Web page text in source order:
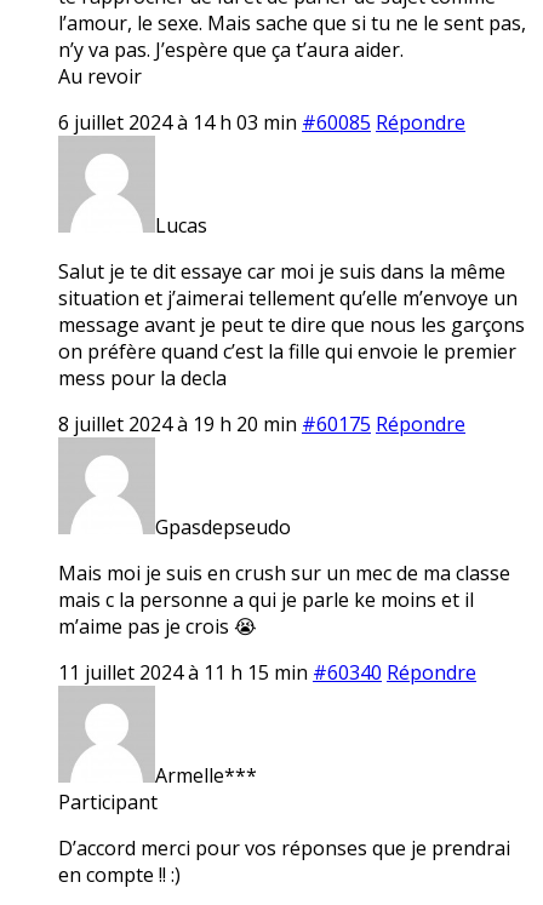
l’amour, le sexe. Mais sache que si tu ne le sent pas,
n’y va pas. J’espère que ça t’aura aider.
Au revoir
6 juillet 2024 à 14 h 03 min #60085 Répondre
Lucas
Salut je te dit essaye car moi je suis dans la même
situation et j’aimerai tellement qu’elle m’envoye un
message avant je peut te dire que nous les garçons
on préfère quand c’est la fille qui envoie le premier
mess pour la decla
8 juillet 2024 à 19 h 20 min #60175 Répondre
Gpasdepseudo
Mais moi je suis en crush sur un mec de ma classe
mais c la personne a qui je parle ke moins et il
m’aime pas je crois 😭
11 juillet 2024 à 11 h 15 min #60340 Répondre
Armelle***
Participant
D’accord merci pour vos réponses que je prendrai
en compte !! :)